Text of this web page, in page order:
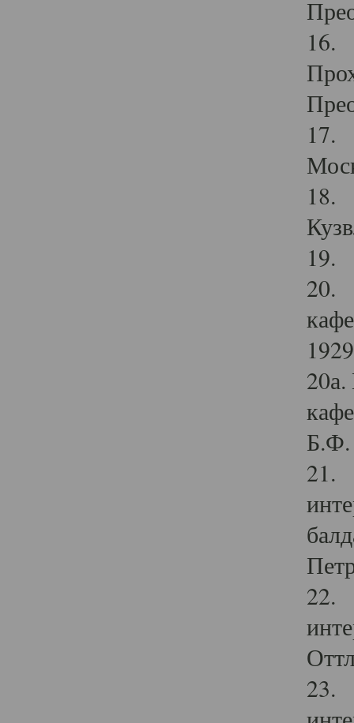
16.
17.
18.
19.
20.
Б.Ф.
21.
22.
23.